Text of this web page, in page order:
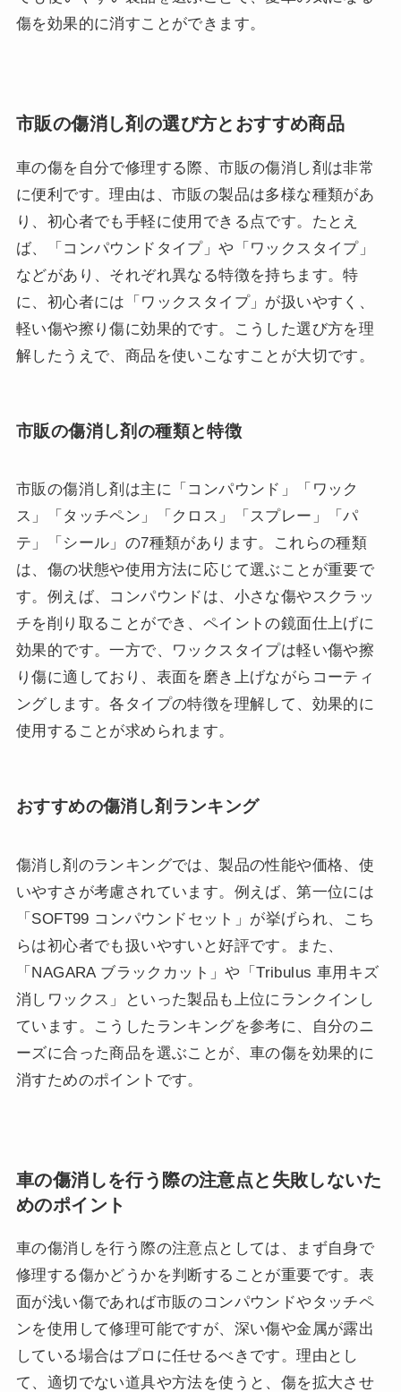
傷を効果的に消すことができます。
市販の傷消し剤の選び方とおすすめ商品
車の傷を自分で修理する際、市販の傷消し剤は非常
に便利です。理由は、市販の製品は多様な種類があ
り、初心者でも手軽に使用できる点です。たとえ
ば、「コンパウンドタイプ」や「ワックスタイプ」
などがあり、それぞれ異なる特徴を持ちます。特
に、初心者には「ワックスタイプ」が扱いやすく、
軽い傷や擦り傷に効果的です。こうした選び方を理
解したうえで、商品を使いこなすことが大切です。
市販の傷消し剤の種類と特徴
市販の傷消し剤は主に「コンパウンド」「ワック
ス」「タッチペン」「クロス」「スプレー」「パ
テ」「シール」の7種類があります。これらの種類
は、傷の状態や使用方法に応じて選ぶことが重要で
す。例えば、コンパウンドは、小さな傷やスクラッ
チを削り取ることができ、ペイントの鏡面仕上げに
効果的です。一方で、ワックスタイプは軽い傷や擦
り傷に適しており、表面を磨き上げながらコーティ
ングします。各タイプの特徴を理解して、効果的に
使用することが求められます。
おすすめの傷消し剤ランキング
傷消し剤のランキングでは、製品の性能や価格、使
いやすさが考慮されています。例えば、第一位には
「SOFT99 コンパウンドセット」が挙げられ、こち
らは初心者でも扱いやすいと好評です。また、
「NAGARA ブラックカット」や「Tribulus 車用キズ
消しワックス」といった製品も上位にランクインし
ています。こうしたランキングを参考に、自分のニ
ーズに合った商品を選ぶことが、車の傷を効果的に
消すためのポイントです。
車の傷消しを行う際の注意点と失敗しないた
めのポイント
車の傷消しを行う際の注意点としては、まず自身で
修理する傷かどうかを判断することが重要です。表
面が浅い傷であれば市販のコンパウンドやタッチペ
ンを使用して修理可能ですが、深い傷や金属が露出
している場合はプロに任せるべきです。理由とし
て、適切でない道具や方法を使うと、傷を拡大させ